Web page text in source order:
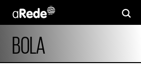
BOLA